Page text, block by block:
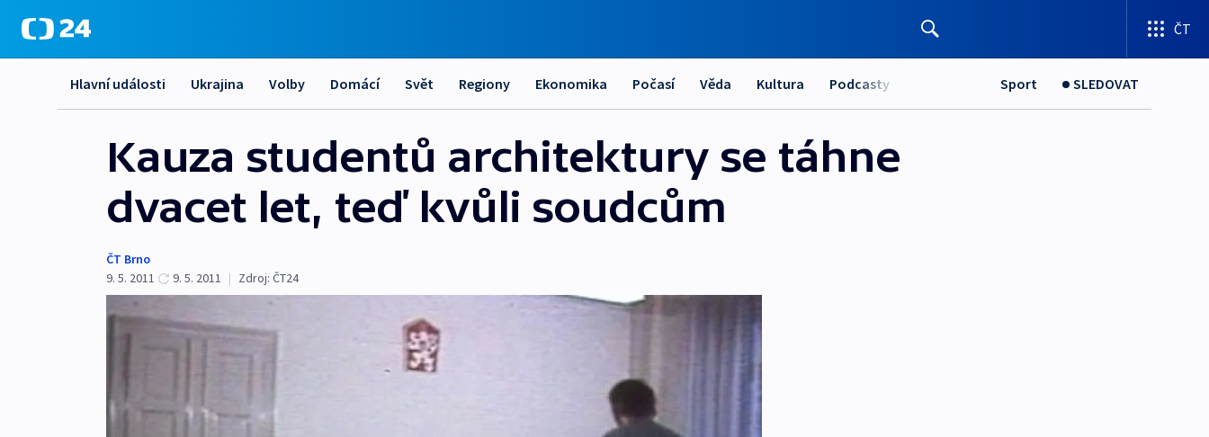
ČT
Hlavní události Ukrajina Volby Domácí Svět Regiony Ekonomika Počasí Věda Kultura Podcasty Sport SLEDOVAT
Kauza studentů architektury se táhne
dvacet let, teď kvůli soudcům
ČT Brno
9. 5. 2011
9. 5. 2011 | Zdroj: ČT24